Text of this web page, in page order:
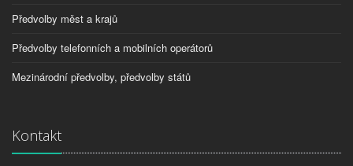
Předvolby měst a krajů
Předvolby telefonních a mobilních operátorů
Mezinárodní předvolby, předvolby států
Kontakt